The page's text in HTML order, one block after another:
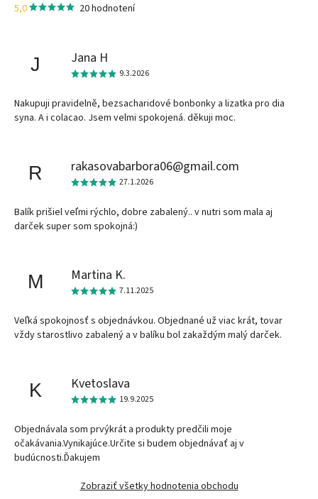
5,0 20 hodnotení
J Jana H
9.3.2026
Nakupuji pravidelně, bezsacharidové bonbonky a lizatka pro dia
syna. A i colacao. Jsem velmi spokojená. děkuji moc.
R rakasovabarbora06@gmail.com
27.1.2026
Balík prišiel veľmi rýchlo, dobre zabalený.. v nutri som mala aj
darček super som spokojná:)
M Martina K.
7.11.2025
Veľká spokojnosť s objednávkou. Objednané už viac krát, tovar
vždy starostlivo zabalený a v balíku bol zakaždým malý darček.
K Kvetoslava
19.9.2025
Objednávala som prvýkrát a produkty predčili moje
očakávania.Vynikajúce.Určite si budem objednávať aj v
budúcnosti.Ďakujem
Zobraziť všetky hodnotenia obchodu